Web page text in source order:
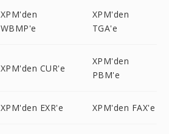
XPM'den
WBMP'e
XPM'den
TGA'e
XPM'den CUR'e
XPM'den
PBM'e
XPM'den EXR'e XPM'den FAX'e